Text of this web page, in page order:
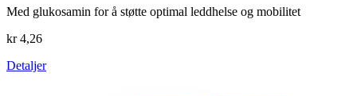
Med glukosamin for å støtte optimal leddhelse og mobilitet
kr 4,26
Detaljer